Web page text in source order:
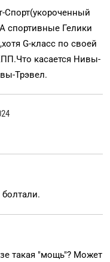
Спорт(укороченный
спортивные Гелики
G-класс по своей
касается Нивы-
Трэвел.
болтали.
такая "мощь"? Может